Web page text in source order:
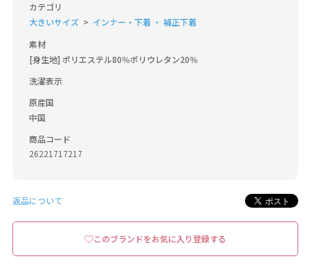
カテゴリ
大きいサイズ
インナー・下着 ・ 補正下着
素材
[身生地] ポリエステル80％ポリウレタン20％
洗濯表示
原産国
中国
商品コード
26221717217
返品について
このブランドをお気に入り登録する